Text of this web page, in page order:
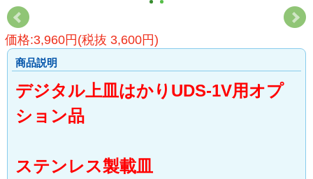
価格:3,960円(税抜 3,600円)
商品説明
デジタル上皿はかりUDS-1V用オプ
ション品
ステンレス製載皿